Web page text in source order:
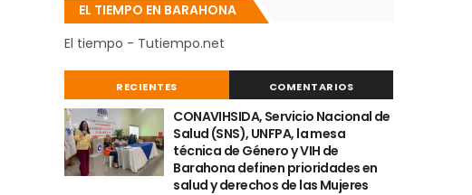
EL TIEMPO EN BARAHONA
El tiempo - Tutiempo.net
RECIENTES COMENTARIOS
CONAVIHSIDA, Servicio Nacional de
Salud (SNS), UNFPA, la mesa
técnica de Género y VIH de
Barahona definen prioridades en
salud y derechos de las Mujeres